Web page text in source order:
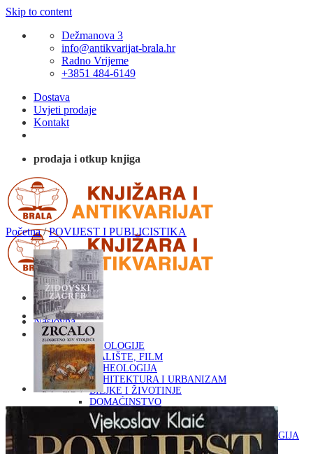
Skip to content
Dežmanova 3
info@antikvarijat-brala.hr
Radno Vrijeme
+3851 484-6149
Dostava
Uvjeti prodaje
Kontakt
prodaja i otkup knjiga
Naslovna
KNJIGE
OD ARHEOLOGIJE
DO KAZALIŠTE, FILM
ARHEOLOGIJA
ARHITEKTURA I URBANIZAM
BILJKE I ŽIVOTINJE
DOMAĆINSTVO
ENCIKLOPEDIJE I LEKSIKONI
ETNOLOGIJA
FILOZOFIJA, SOCIOLOGIJA, ANTROPOLOGIJA
FOTOGRAFIJA
Početna / POVIJEST I PUBLICISTIKA